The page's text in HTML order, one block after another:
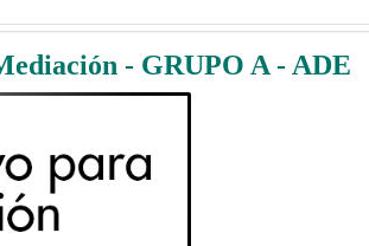
- GRUPO A - ADE